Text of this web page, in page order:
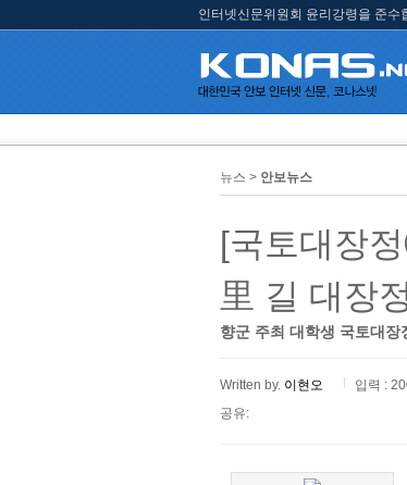
인터넷신문위원회 윤리강령을 준수
뉴스 > 안보뉴스
[국토대장
里 길 대장
향군 주최 대학생 국토대
Written by. 이현오
입력 :
공유: